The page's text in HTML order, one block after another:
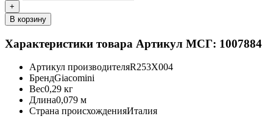
+
В корзину
Характеристики товара Артикул МСГ: 1007884
Артикул производителяR253X004
БрендGiacomini
Вес0,29 кг
Длина0,079 м
Страна происхожденияИталия